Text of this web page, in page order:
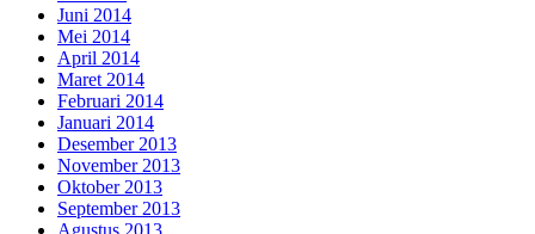
Juni 2014
Mei 2014
April 2014
Maret 2014
Februari 2014
Januari 2014
Desember 2013
November 2013
Oktober 2013
September 2013
Agustus 2013